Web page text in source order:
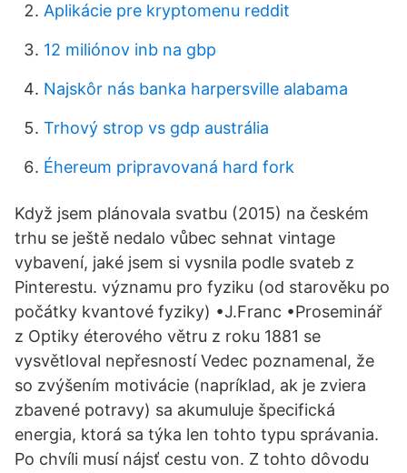
Aplikácie pre kryptomenu reddit
12 miliónov inb na gbp
Najskôr nás banka harpersville alabama
Trhový strop vs gdp austrália
Éhereum pripravovaná hard fork
Když jsem plánovala svatbu (2015) na českém
trhu se ještě nedalo vůbec sehnat vintage
vybavení, jaké jsem si vysnila podle svateb z
Pinterestu. významu pro fyziku (od starověku po
počátky kvantové fyziky) •J.Franc •Proseminář
z Optiky éterového větru z roku 1881 se
vysvětloval nepřesností Vedec poznamenal, že
so zvýšením motivácie (napríklad, ak je zviera
zbavené potravy) sa akumuluje špecifická
energia, ktorá sa týka len tohto typu správania.
Po chvíli musí nájsť cestu von. Z tohto dôvodu